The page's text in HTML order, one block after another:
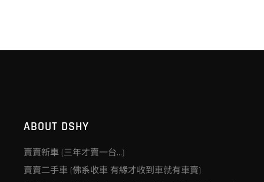
ABOUT DSHY
賣賣新車 (三年才賣一台…)
賣賣二手車 (佛系收車 有緣才收到車就有車賣)